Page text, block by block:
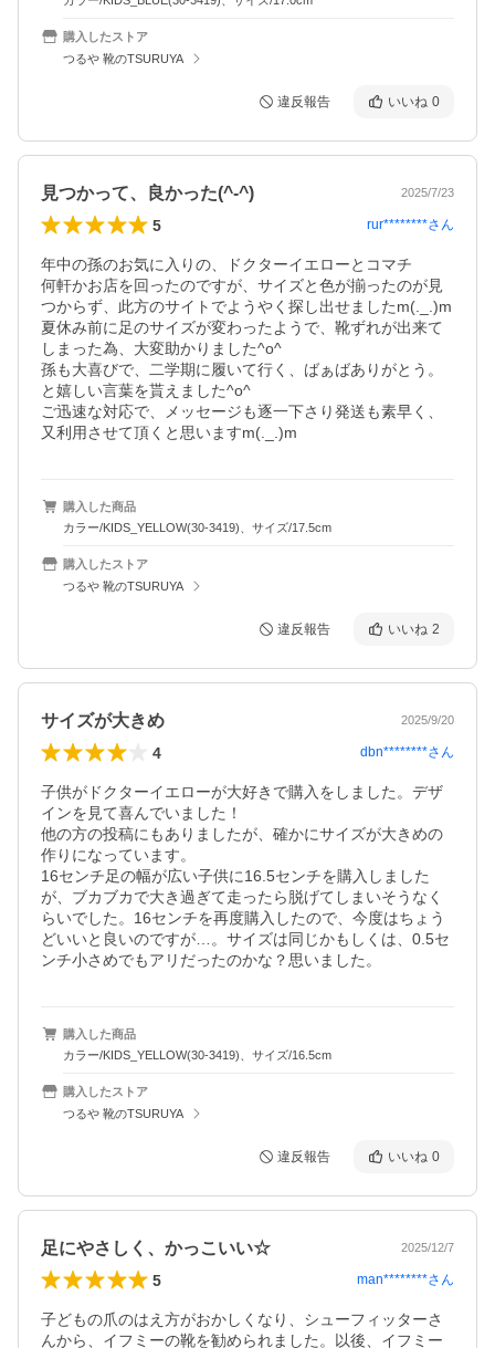
購入したストア
つるや 靴のTSURUYA
違反報告 いいね 0
見つかって、良かった(^-^) 2025/7/23
5 rur********さん
年中の孫のお気に入りの、ドクターイエローとコマチ
何軒かお店を回ったのですが、サイズと色が揃ったのが見
つからず、此方のサイトでようやく探し出せましたm(._.)m
夏休み前に足のサイズが変わったようで、靴ずれが出来て
しまった為、大変助かりました^o^
孫も大喜びで、二学期に履いて行く、ばぁばありがとう。
と嬉しい言葉を貰えました^o^
ご迅速な対応で、メッセージも逐一下さり発送も素早く、
又利用させて頂くと思いますm(._.)m
購入した商品
カラー/KIDS_YELLOW(30-3419)、サイズ/17.5cm
購入したストア
つるや 靴のTSURUYA
違反報告 いいね 2
サイズが大きめ 2025/9/20
4 dbn********さん
子供がドクターイエローが大好きで購入をしました。デザ
インを見て喜んでいました！
他の方の投稿にもありましたが、確かにサイズが大きめの
作りになっています。
16センチ足の幅が広い子供に16.5センチを購入しました
が、ブカブカで大き過ぎて走ったら脱げてしまいそうなく
らいでした。16センチを再度購入したので、今度はちょう
どいいと良いのですが…。サイズは同じかもしくは、0.5セ
ンチ小さめでもアリだったのかな？思いました。
購入した商品
カラー/KIDS_YELLOW(30-3419)、サイズ/16.5cm
購入したストア
つるや 靴のTSURUYA
違反報告 いいね 0
足にやさしく、かっこいい☆ 2025/12/7
5 man********さん
子どもの爪のはえ方がおかしくなり、シューフィッターさ
んから、イフミーの靴を勧められました。以後、イフミー